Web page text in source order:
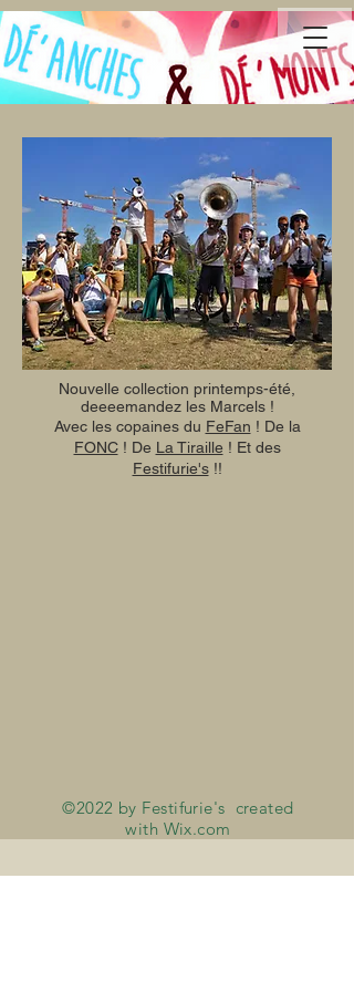
Nouvelle collection printemps-été,
deeeemandez les Marcels !
Avec les copaines du FeFan ! De la
FONC! De La Tiraille ! Et des
Festifurie's!!
©2022 by Festifurie's created
with Wix.com